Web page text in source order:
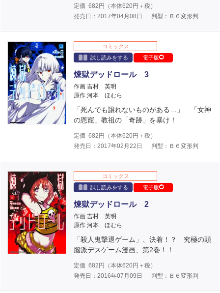
定価 682 円（本体620円＋税）
発売日：2017年04月08日
判型：Ｂ６変形判
コミックス
試し読みをする
電子版
煉獄デッドロール 3
作画 吉村 英明
原作 河本 ほむら
「死んでも譲れないものがある…」 「女神
の恩寵」教祖の「奇跡」を暴け！
定価 682 円（本体620円＋税）
発売日：2017年02月22日
判型：Ｂ６変形判
コミックス
試し読みをする
電子版
煉獄デッドロール 2
作画 吉村 英明
原作 河本 ほむら
「殺人鬼撃退ゲーム」、決着！？ 究極の頭
脳派デスゲーム漫画、第2巻！！
定価 682 円（本体620円＋税）
発売日：2016年07月09日
判型：Ｂ６変形判